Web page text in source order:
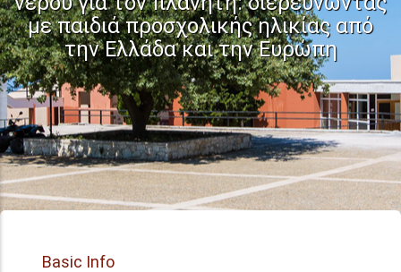
με παιδιά προσχολικής ηλικίας από
την Ελλάδα και την Ευρώπη
Basic Info